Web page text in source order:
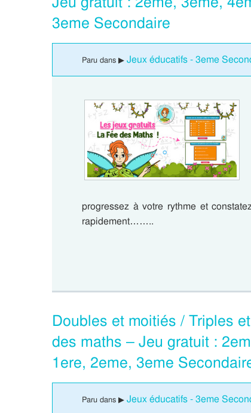
3eme Secondaire
Paru dans ▶ Jeux éducatifs - 3eme
progressez à votre rythme et
rapidement……..
Doubles et moitiés / Triples
des maths – Jeu gratuit :
1ere, 2eme, 3eme
Paru dans ▶ Jeux éducatifs - 3eme